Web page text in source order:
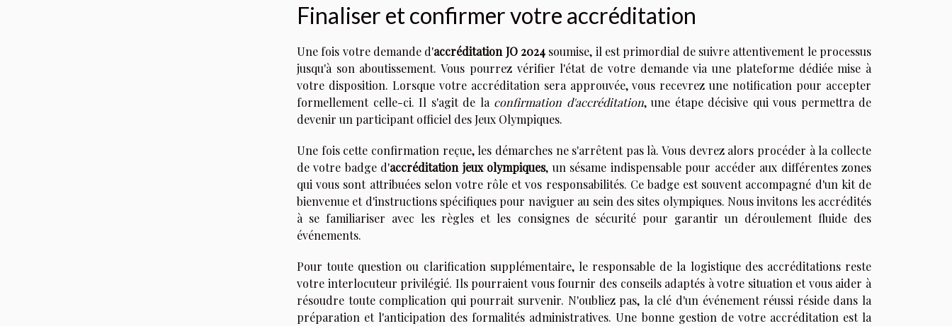
Finaliser et confirmer votre accréditation
Une fois votre demande d'accréditation JO 2024 soumise, il est primordial de suivre attentivement le processus
jusqu'à son aboutissement. Vous pourrez vérifier l'état de votre demande via une plateforme dédiée mise à
votre disposition. Lorsque votre accréditation sera approuvée, vous recevrez une notification pour accepter
formellement celle-ci. Il s'agit de la confirmation d'accréditation, une étape décisive qui vous permettra de
devenir un participant officiel des Jeux Olympiques.
Une fois cette confirmation reçue, les démarches ne s'arrêtent pas là. Vous devrez alors procéder à la collecte
de votre badge d'accréditation jeux olympiques, un sésame indispensable pour accéder aux différentes zones
qui vous sont attribuées selon votre rôle et vos responsabilités. Ce badge est souvent accompagné d'un kit de
bienvenue et d'instructions spécifiques pour naviguer au sein des sites olympiques. Nous invitons les accrédités
à se familiariser avec les règles et les consignes de sécurité pour garantir un déroulement fluide des
événements.
Pour toute question ou clarification supplémentaire, le responsable de la logistique des accréditations reste
votre interlocuteur privilégié. Ils pourraient vous fournir des conseils adaptés à votre situation et vous aider à
résoudre toute complication qui pourrait survenir. N'oubliez pas, la clé d'un événement réussi réside dans la
préparation et l'anticipation des formalités administratives. Une bonne gestion de votre accréditation est la